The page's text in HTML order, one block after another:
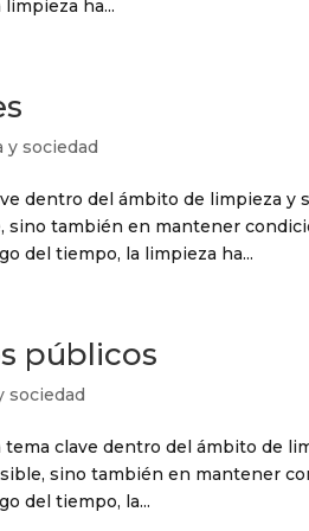
ha...
y sociedad
dentro del ámbito de limpieza y
también en mantener
del tiempo, la limpieza ha...
públicos
sociedad
clave dentro del ámbito de
sino también en mantener
del tiempo, la...